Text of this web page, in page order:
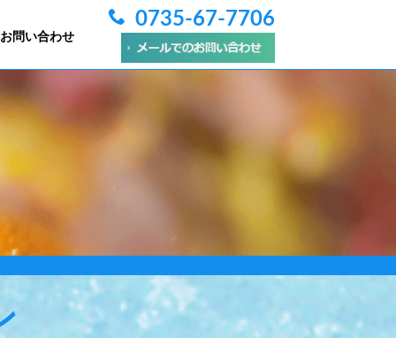
お問い合わせ
0735-67-7706